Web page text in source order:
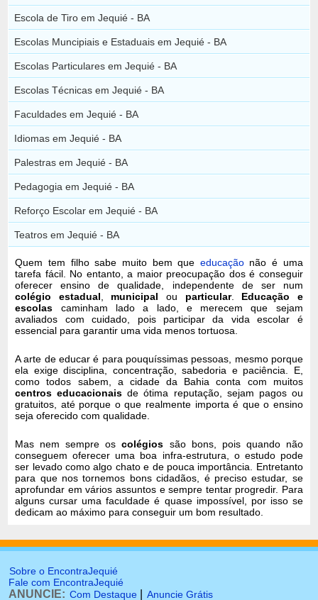
Escola de Tiro em Jequié - BA
Escolas Muncipiais e Estaduais em Jequié - BA
Escolas Particulares em Jequié - BA
Escolas Técnicas em Jequié - BA
Faculdades em Jequié - BA
Idiomas em Jequié - BA
Palestras em Jequié - BA
Pedagogia em Jequié - BA
Reforço Escolar em Jequié - BA
Teatros em Jequié - BA
Quem tem filho sabe muito bem que educaçãonão é uma
tarefa fácil. No entanto, a maior preocupação dos é conseguir
oferecer ensino de qualidade, independente de ser num
colégio estadual
municipal ou particular. Educação e
escolas caminham lado a lado, e merecem que sejam
avaliados com cuidado, pois participar da vida escolar é
essencial para garantir uma vida menos tortuosa.
A arte de educar é para pouquíssimas pessoas, mesmo porque
ela exige disciplina, concentração, sabedoria e paciência. E,
como todos sabem, a cidade da Bahia conta com muitos
centros educacionais de ótima reputação, sejam pagos ou
gratuitos, até porque o que realmente importa é que o ensino
seja oferecido com qualidade.
Mas nem sempre oscolégios são bons, pois quando não
conseguem oferecer uma boa infra-estrutura, o estudo pode
ser levado como algo chato e de pouca importância. Entretanto
para que nos tornemos bons cidadãos, é preciso estudar, se
aprofundar em vários assuntos e sempre tentar progredir. Para
alguns cursar uma faculdade é quase impossível, por isso se
dedicam ao máximo para conseguir um bom resultado.
Sobre o EncontraJequié
Fale com EncontraJequié
ANUNCIE: Com Destaque Anuncie Grátis